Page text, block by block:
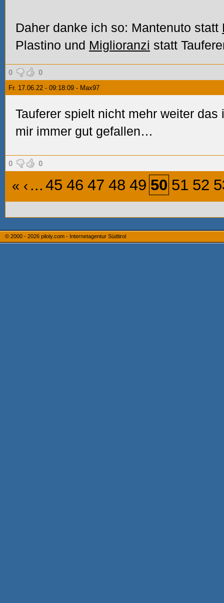
Daher danke ich so: Mantenuto statt
Plastino und Miglioranzi statt
0 0
Fr. 17.06.22 - 09:18:09 - Max97
Tauferer spielt nicht mehr weiter
mir immer gut gefallen…
0 0
« ‹ ... 45 46 47 48 49 50 51 52
© 2000 - 2026 piloly.com - Internetagentur Südtirol